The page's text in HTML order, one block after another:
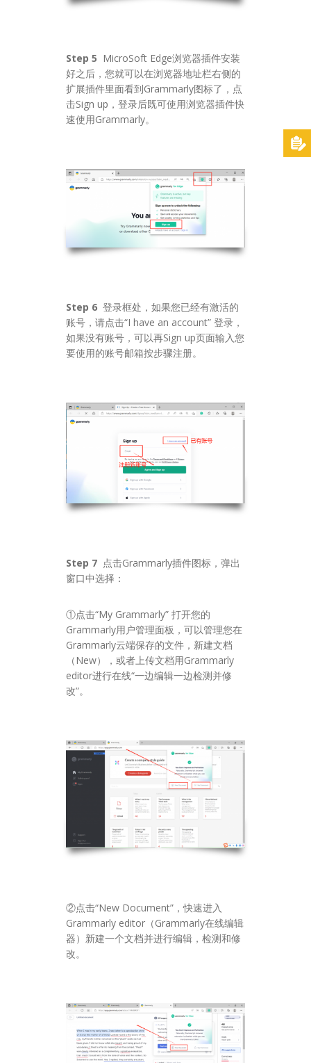
Step 5 MicroSoft Edge浏览器插件安装
好之后，您就可以在浏览器地址栏右侧的
扩展插件里面看到Grammarly图标了，点
击Sign up，登录后既可使用浏览器插件快
速使用Grammarly。
Step 6 登录框处，如果您已经有激活的
账号，请点击“I have an account” 登录，
如果没有账号，可以再Sign up页面输入您
要使用的账号邮箱按步骤注册。
Step 7 点击Grammarly插件图标，弹出
窗口中选择：
①点击“My Grammarly” 打开您的
Grammarly用户管理面板，可以管理您在
Grammarly云端保存的文件，新建文档
（New），或者上传文档用Grammarly
editor进行在线“一边编辑一边检测并修
改”。
②点击“New Document”，快速进入
Grammarly editor（Grammarly在线编辑
器）新建一个文档并进行编辑，检测和修
改。